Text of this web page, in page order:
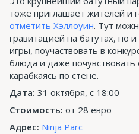
тоже приглашает жителей и
отметить Хэллоуин. Тут
гравитацией на батутах, но
игры, поучаствовать в
блюда и даже
карабкаясь по стене.
Дата: 31 октября, с 18:00
Стоимость: от 28 евро
Адрес: Ninja Parc